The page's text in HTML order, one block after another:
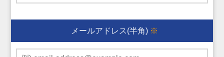
メールアドレス(半角) ※